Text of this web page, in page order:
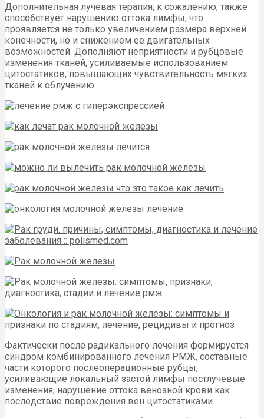
Дополнительная лучевая терапия, к сожалению, также
способствует нарушению оттока лимфы, что
проявляется не только увеличением размера верхней
конечности, но и снижением её двигательных
возможностей. Дополняют неприятности и рубцовые
изменения тканей, усиливаемые использованием
цитостатиков, повышающих чувствительность мягких
тканей к облучению.
Фактически после радикального лечения формируется
синдром комбинированного лечения РМЖ, составные
части которого послеоперационные рубцы,
усиливающие локальный застой лимфы постлучевые
изменения, нарушение оттока венозной крови как
последствие повреждения вен цитостатиками.